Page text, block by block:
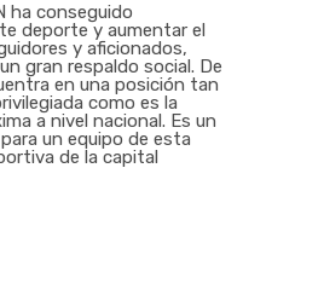
ha conseguido
deporte y aumentar el
y aficionados,
gran respaldo social. De
en una posición tan
como es la
a nivel nacional. Es un
un equipo de esta
de la capital